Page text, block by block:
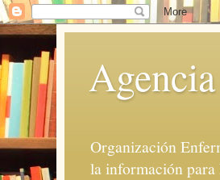
Organización
la información para